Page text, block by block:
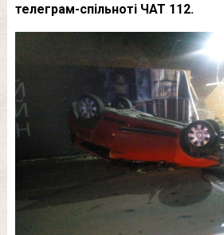
телеграм-спільноті ЧАТ 112.